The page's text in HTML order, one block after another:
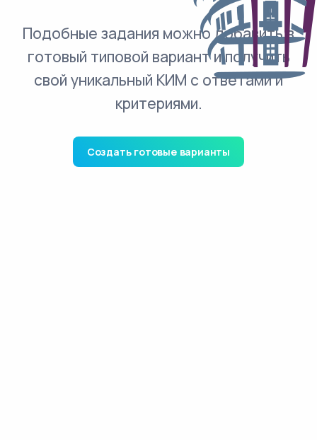
Подобные задания можно добавить в
готовый типовой вариант и получить
свой уникальный КИМ с ответами и
критериями.
Создать готовые варианты